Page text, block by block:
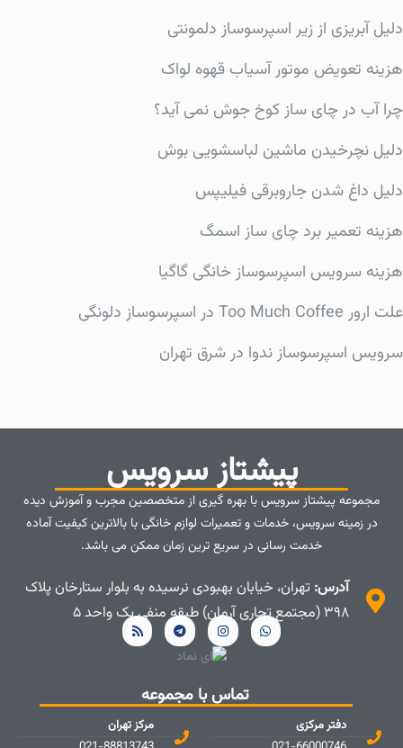
دلیل آبریزی از زیر اسپرسوساز دلمونتی
هزینه تعویض موتور آسیاب قهوه لواک
چرا آب در چای ساز کوخ جوش نمی آید؟
دلیل نچرخیدن ماشین لباسشویی بوش
دلیل داغ شدن جاروبرقی فیلیپس
هزینه تعمیر برد چای ساز اسمگ
هزینه سرویس اسپرسوساز خانگی گاگیا
علت ارور Too Much Coffee در اسپرسوساز دلونگی
سرویس اسپرسوساز ندوا در شرق تهران
پیشتاز سرویس
مجموعه پیشتاز سرویس با بهره گیری از متخصصین مجرب و آموزش دیده
در زمینه سرویس، خدمات و تعمیرات لوازم خانگی با بالاترین کیفیت آماده
خدمت رسانی در سریع ترین زمان ممکن می باشد.
آدرس: تهران، خیابان بهبودی نرسیده به بلوار ستارخان پلاک
۳۹۸ (مجتمع تجاری آرمان) طبقه منفی یک واحد ۵
تماس با مجموعه
دفتر مرکزی مرکز تهران